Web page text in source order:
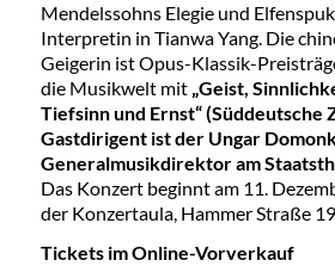
Mendelssohns Elegie und
Interpretin in Tianwa Yang. Die
Geigerin ist Opus-Klassik-
die Musikwelt mit „Geist,
Tiefsinn und Ernst“ (Süddeutsche
Gastdirigent ist der Ungar
Generalmusikdirektor am
Das Konzert beginnt am 11.
der Konzertaula, Hammer Straße
Tickets im Online-Vorverkauf